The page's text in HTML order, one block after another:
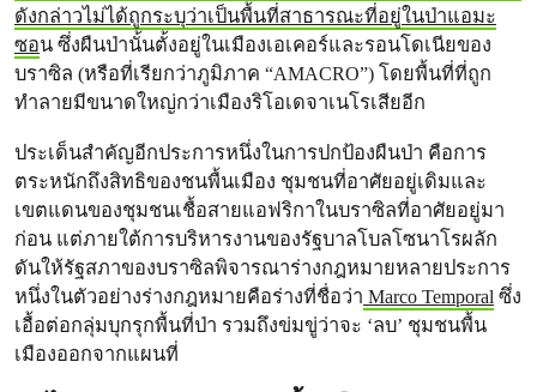
ดังกล่าวไม่ได้ถูกระบุว่าเป็นพื้นที่สาธารณะที่อยู่ในป่าแอมะ
ซอน ซึ่งผืนป่านั้นตั้งอยู่ในเมืองเอเคอร์และรอนโดเนียของ
บราซิล (หรือที่เรียกว่าภูมิภาค “AMACRO”) โดยพื้นที่ที่ถูก
ทำลายมีขนาดใหญ่กว่าเมืองริโอเดจาเนโรเสียอีก
ประเด็นสำคัญอีกประการหนึ่งในการปกป้องผืนป่า คือการ
ตระหนักถึงสิทธิของชนพื้นเมือง ชุมชนที่อาศัยอยู่เดิมและ
เขตแดนของชุมชนเชื้อสายแอฟริกาในบราซิลที่อาศัยอยู่มา
ก่อน แต่ภายใต้การบริหารงานของรัฐบาลโบลโซนาโรผลัก
ดันให้รัฐสภาของบราซิลพิจารณาร่างกฎหมายหลายประการ
หนึ่งในตัวอย่างร่างกฎหมายคือร่างที่ชื่อว่า Marco Temporal ซึ่ง
เอื้อต่อกลุ่มบุกรุกพื้นที่ป่า รวมถึงข่มขู่ว่าจะ ‘ลบ’ ชุมชนพื้น
เมืองออกจากแผนที่